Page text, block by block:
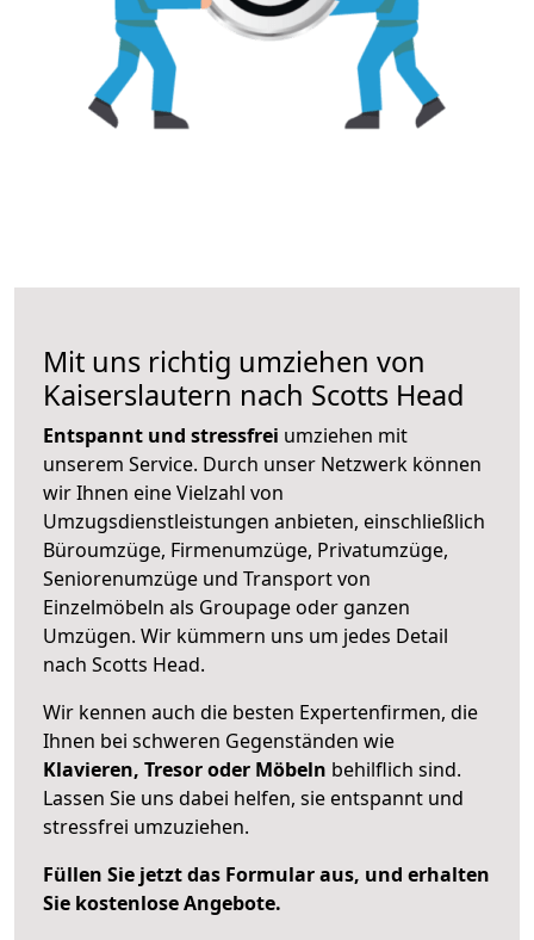
Mit uns richtig umziehen von
Kaiserslautern nach Scotts Head
Entspannt und stressfrei umziehen mit
unserem Service. Durch unser Netzwerk können
wir Ihnen eine Vielzahl von
Umzugsdienstleistungen anbieten, einschließlich
Büroumzüge, Firmenumzüge, Privatumzüge,
Seniorenumzüge und Transport von
Einzelmöbeln als Groupage oder ganzen
Umzügen. Wir kümmern uns um jedes Detail
nach Scotts Head.
Wir kennen auch die besten Expertenfirmen, die
Ihnen bei schweren Gegenständen wie
Klavieren, Tresor oder Möbeln behilflich sind.
Lassen Sie uns dabei helfen, sie entspannt und
stressfrei umzuziehen.
Füllen Sie jetzt das Formular aus, und erhalten
Sie kostenlose Angebote.